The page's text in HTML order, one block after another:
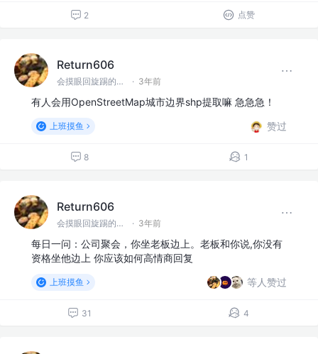
2 点赞
Return606
会摸眼回旋踢的前端一枚呀 · 3年前
有人会用OpenStreetMap城市边界shp提取嘛 急急急！
上班摸鱼 赞过
8 1
Return606
会摸眼回旋踢的前端一枚呀 · 3年前
每日一问：公司聚会，你坐老板边上。老板和你说,你没有
资格坐他边上 你应该如何高情商回复
上班摸鱼 等人赞过
31 4